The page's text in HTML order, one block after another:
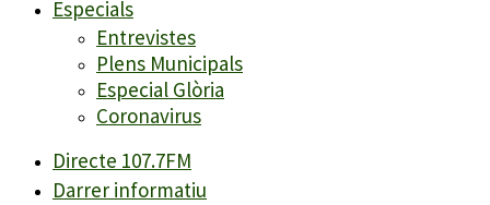
Especials
Entrevistes
Plens Municipals
Especial Glòria
Coronavirus
Directe 107.7FM
Darrer informatiu